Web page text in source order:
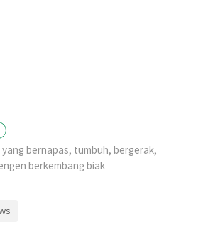
bernapas, tumbuh, bergerak,
berkembang biak